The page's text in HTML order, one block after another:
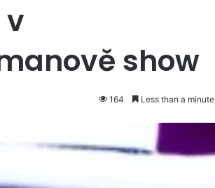
show
164 Less than a minute